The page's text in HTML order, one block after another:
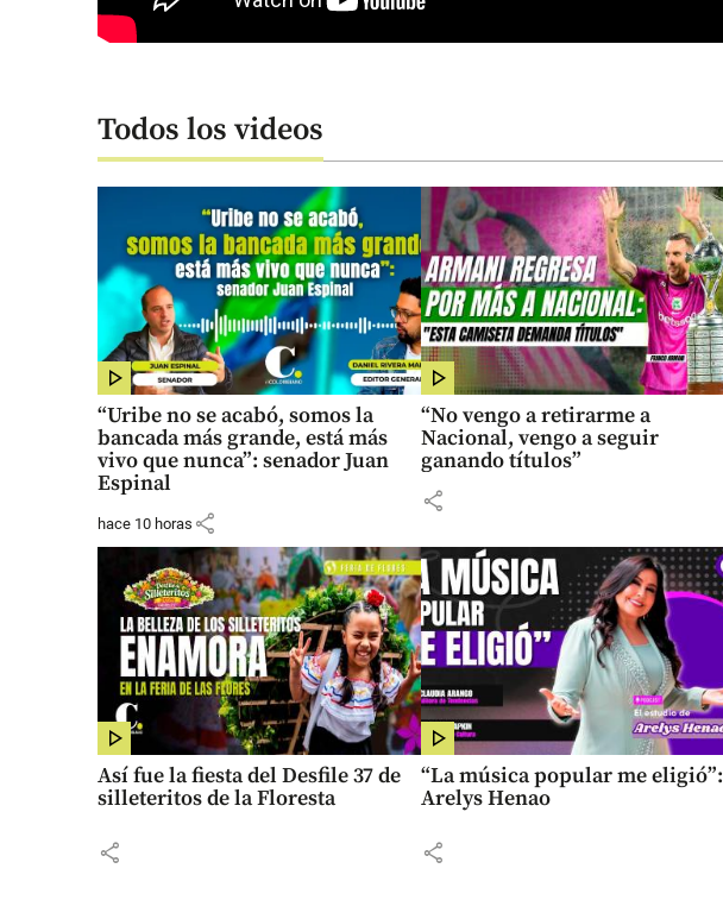
Todos los videos
“Uribe no se acabó, somos la
bancada más grande, está más
vivo que nunca”: senador Juan
Espinal
hace 10 horas share
“No vengo a retirarme a
Nacional, vengo a seguir
ganando títulos”
share
Así fue la fiesta del Desfile 37 de
silleteritos de la Floresta
share
“La música popular me eligió”:
Arelys Henao
share